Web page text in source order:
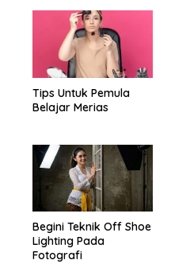
Tips Untuk Pemula
Belajar Merias
Begini Teknik Off Shoe
Lighting Pada
Fotografi